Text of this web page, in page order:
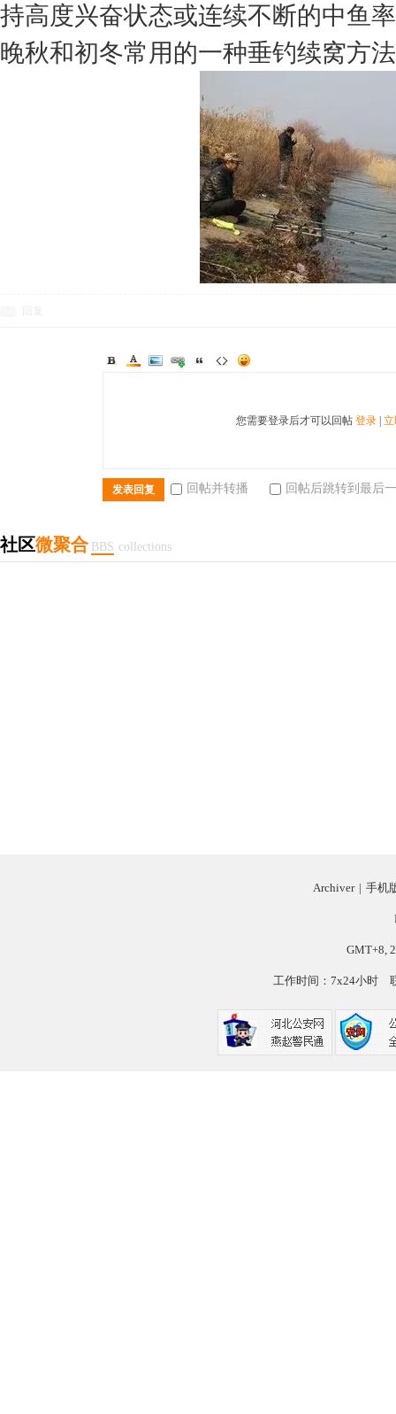
持高度兴奋状态或连续不断的中鱼
晚秋和初冬常用的一种垂钓续窝方
您需要登录后才可以回帖 登录
发表回复 回帖并转播 回帖后跳转到最后
社区微聚合 BBS collections
Archiver | 手机
GMT+8,
工作时间：7x24小时